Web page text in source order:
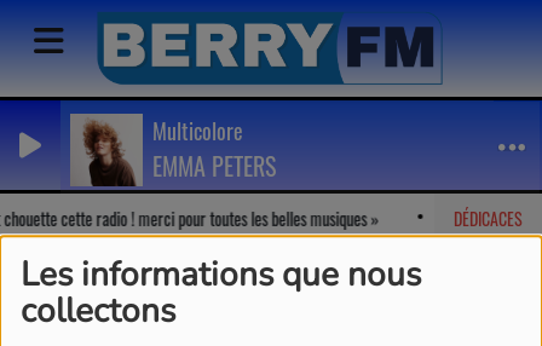
Les informations que nous
collectons
Multicolore
EMMA PETERS
DÉDICACES
cette radio ! merci pour toutes les belles musiques Marion-